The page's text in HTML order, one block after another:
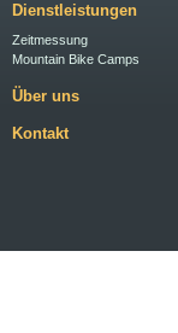
Dienstleistungen
Zeitmessung
Mountain Bike Camps
Über uns
Kontakt